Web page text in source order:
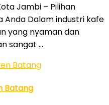
Jambi – Pilihan
Anda Dalam industri kafe
yang nyaman dan
sangat …
Batang